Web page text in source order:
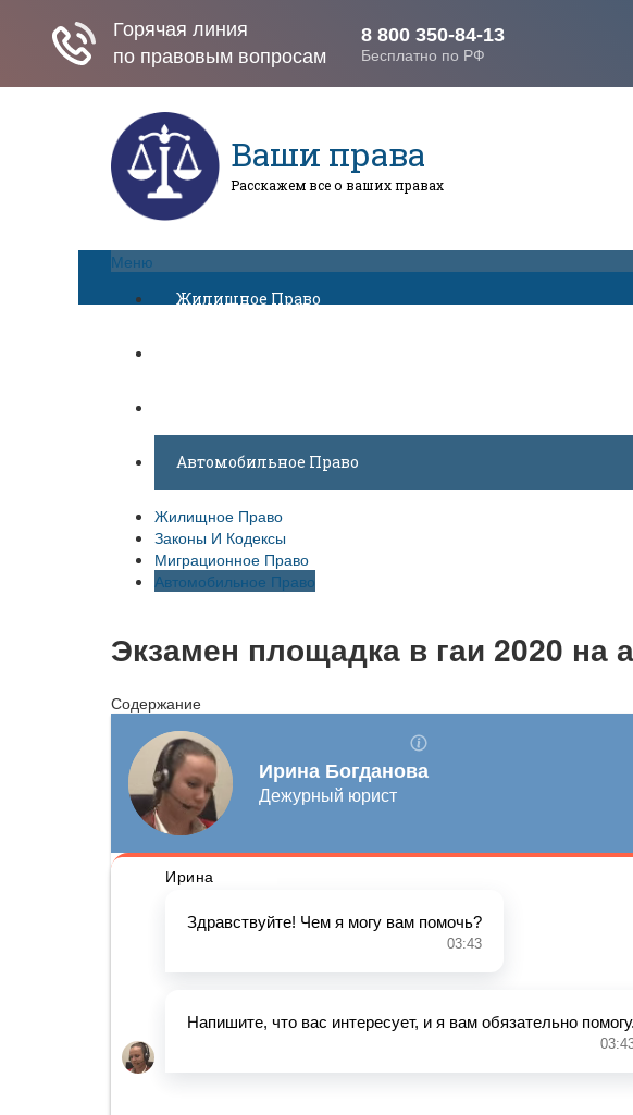
Ваши права
Расскажем все о ваших правах
Меню
Жилищное Право
Автомобильное Право
Жилищное Право
Законы И Кодексы
Миграционное Право
Автомобильное Право
Экзамен площадка в гаи 2020 на
Содержание